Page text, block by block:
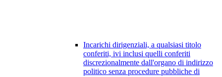
Incarichi dirigenziali, a qualsiasi titolo
conferiti, ivi inclusi quelli conferiti
discrezionalmente dall'organo di indirizzo
politico senza procedure pubbliche di